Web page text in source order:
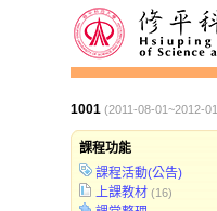
1001 (2011-08-01~2012-
課程功能
課程活動(公告)
上課教材 (16)